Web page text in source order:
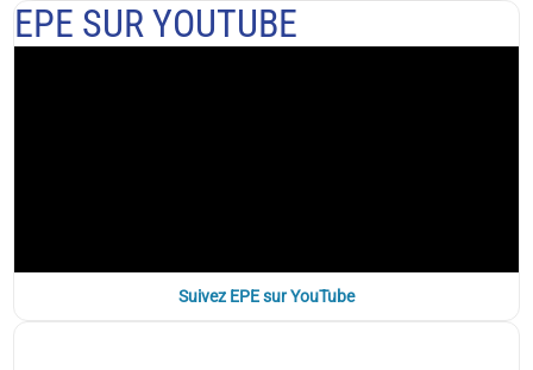
EPE SUR YOUTUBE
Suivez EPE sur YouTube